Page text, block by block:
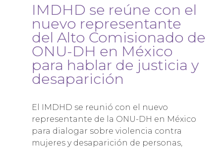
IMDHD se reúne con el
nuevo representante
del Alto Comisionado de
ONU-DH en México
para hablar de justicia y
desaparición
El IMDHD se reunió con el nuevo
representante de la ONU-DH en México
para dialogar sobre violencia contra
mujeres y desaparición de personas,